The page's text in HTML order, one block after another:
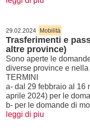
29.02.2024 Mobilità
Trasferimenti e
altre province)
Sono aperte le
diverse province e
TERMINI
a- dal 29 febbraio al 16
aprile 2024) per le
b- per le domande di
leggi di piu